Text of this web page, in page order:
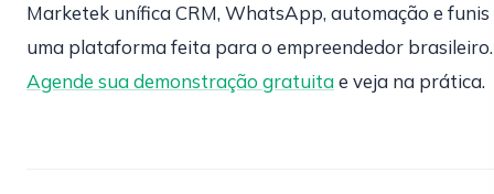
Marketek unífica CRM, WhatsApp, automação e funis
uma plataforma feita para o empreendedor brasileiro.
Agende sua demonstração gratuitae veja na prática.